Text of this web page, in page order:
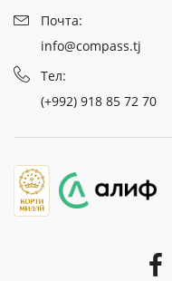
Почта:
info@compass.tj
Тел:
(+992) 918 85 72 70